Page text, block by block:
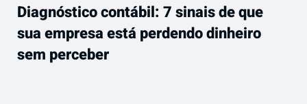
Diagnóstico contábil: 7 sinais de que
sua empresa está perdendo dinheiro
sem perceber